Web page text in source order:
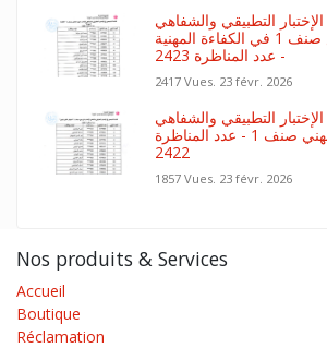
التطبيقي والشفاهي
لإنتداب عون مختص صنف 1 في الكفاءة المهنية
- عدد المناظرة 2423
2417 Vues. 23 févr. 2026
التطبيقي والشفاهي
لإنتداب فني مهني صنف 1 - عدد المناظرة
2422
1857 Vues. 23 févr. 2026
Nos produits & Services
Accueil
Boutique
Réclamation